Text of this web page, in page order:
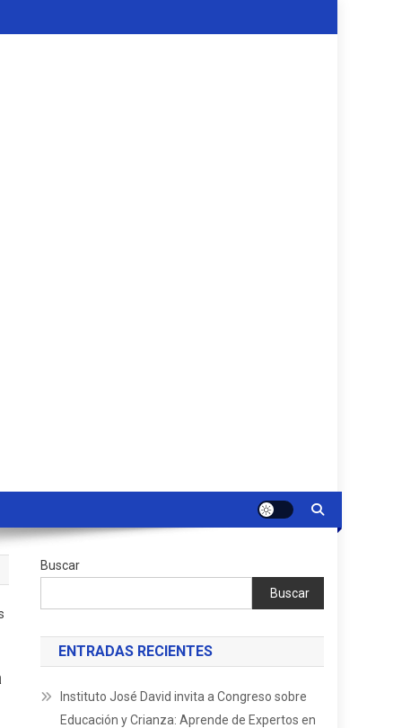
Buscar
Buscar
ENTRADAS RECIENTES
Instituto José David invita a Congreso sobre
Educación y Crianza: Aprende de Expertos en